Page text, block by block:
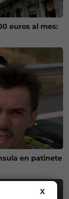
euros al mes:
en patinete
X